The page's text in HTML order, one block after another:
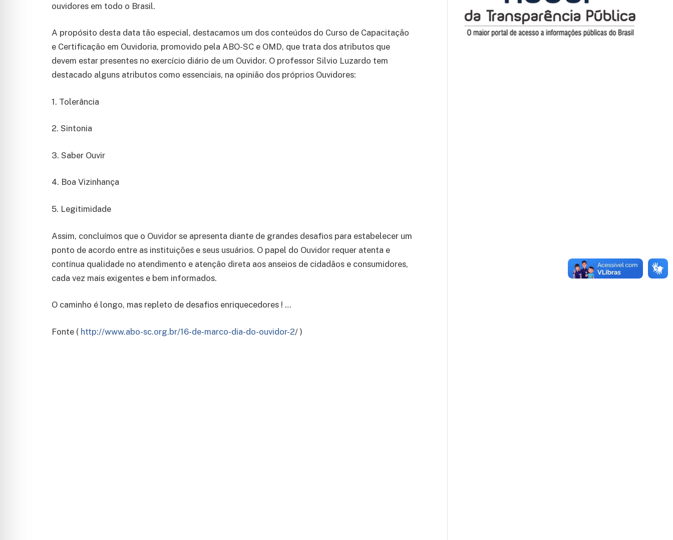
ouvidores em todo o Brasil.
A propósito desta data tão especial, destacamos um dos conteúdos do Curso de Capacitação
e Certificação em Ouvidoria, promovido pela ABO-SC e OMD, que trata dos atributos que
devem estar presentes no exercício diário de um Ouvidor. O professor Silvio Luzardo tem
destacado alguns atributos como essenciais, na opinião dos próprios Ouvidores:
1. Tolerância
2. Sintonia
3. Saber Ouvir
4. Boa Vizinhança
5. Legitimidade
Assim, concluímos que o Ouvidor se apresenta diante de grandes desafios para estabelecer um
ponto de acordo entre as instituições e seus usuários. O papel do Ouvidor requer atenta e
contínua qualidade no atendimento e atenção direta aos anseios de cidadãos e consumidores,
cada vez mais exigentes e bem informados.
O caminho é longo, mas repleto de desafios enriquecedores ! …
Fonte ( http://www.abo-sc.org.br/16-de-marco-dia-do-ouvidor-2/ )